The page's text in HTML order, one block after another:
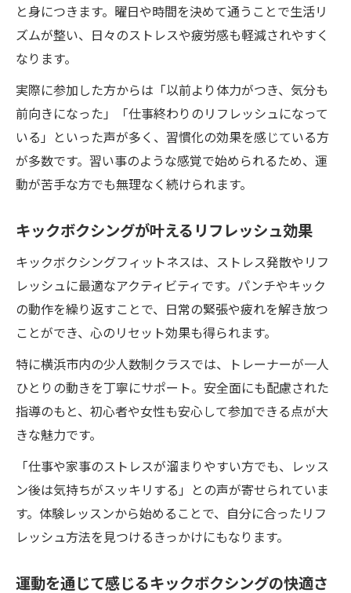
と身につきます。曜日や時間を決めて通うことで生活リ
ズムが整い、日々のストレスや疲労感も軽減されやすく
なります。
実際に参加した方からは「以前より体力がつき、気分も
前向きになった」「仕事終わりのリフレッシュになって
いる」といった声が多く、習慣化の効果を感じている方
が多数です。習い事のような感覚で始められるため、運
動が苦手な方でも無理なく続けられます。
キックボクシングが叶えるリフレッシュ効果
キックボクシングフィットネスは、ストレス発散やリフ
レッシュに最適なアクティビティです。パンチやキック
の動作を繰り返すことで、日常の緊張や疲れを解き放つ
ことができ、心のリセット効果も得られます。
特に横浜市内の少人数制クラスでは、トレーナーが一人
ひとりの動きを丁寧にサポート。安全面にも配慮された
指導のもと、初心者や女性も安心して参加できる点が大
きな魅力です。
「仕事や家事のストレスが溜まりやすい方でも、レッス
ン後は気持ちがスッキリする」との声が寄せられていま
す。体験レッスンから始めることで、自分に合ったリフ
レッシュ方法を見つけるきっかけにもなります。
運動を通じて感じるキックボクシングの快適さ